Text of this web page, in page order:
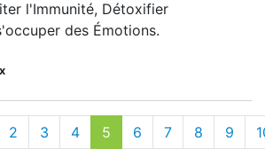
l'Immunité, Détoxifier
des Émotions.
2 3 4 5 6 7 8 9